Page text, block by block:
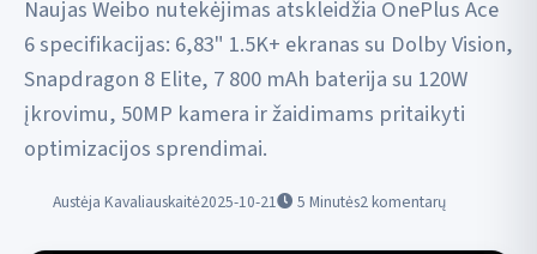
Naujas Weibo nutekėjimas atskleidžia OnePlus Ace
6 specifikacijas: 6,83" 1.5K+ ekranas su Dolby Vision,
Snapdragon 8 Elite, 7 800 mAh baterija su 120W
įkrovimu, 50MP kamera ir žaidimams pritaikyti
optimizacijos sprendimai.
Austėja Kavaliauskaitė2025-10-21 5 Minutės2 komentarų